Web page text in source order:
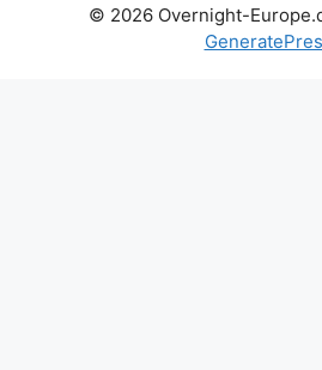
© 2026 Overnight-